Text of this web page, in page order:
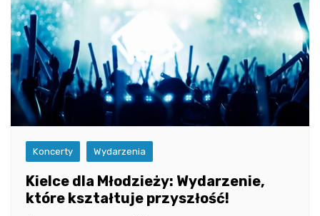
Koncerty Wydarzenia
Kielce dla Młodzieży: Wydarzenie,
które kształtuje przyszłość!